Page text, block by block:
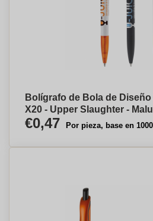
Bolígrafo de Bola de
X20 - Upper Slaughter -
€0,47 Por pieza, base en